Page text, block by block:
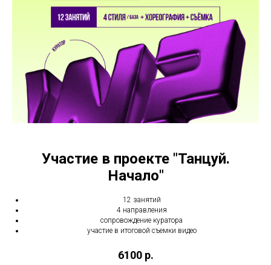
Участие в проекте "Танцуй.
Начало"
12 занятий
4 направления
сопровождение куратора
участие в итоговой съемки видео
6100 р.